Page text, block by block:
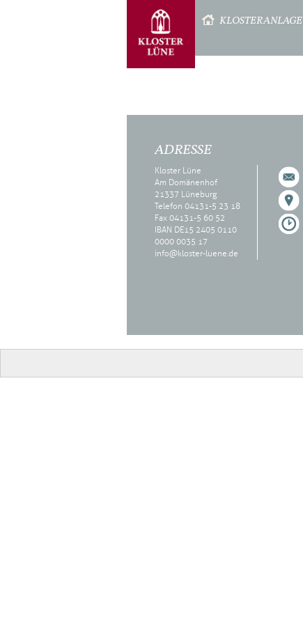
STARTSEITE KLOSTERANLAGE
ADRESSE
Kloster Lüne
Am Domänenhof
21337 Lüneburg
Telefon 04131-5 23 18
Fax 04131-5 60 52
IBAN DE15 2405 0110
0000 0035 17
info@kloster-luene.de